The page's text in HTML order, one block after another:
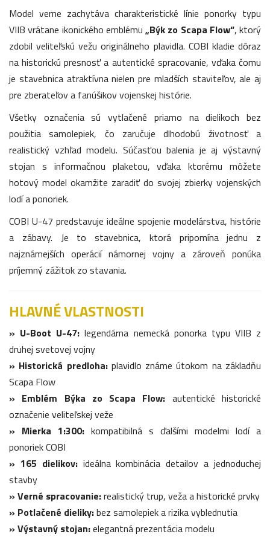
Model verne zachytáva charakteristické línie ponorky typu
VIIB vrátane ikonického emblému „Býk zo Scapa Flow“, ktorý
zdobil veliteľskú vežu originálneho plavidla. COBI kladie dôraz
na historickú presnosť a autentické spracovanie, vďaka čomu
je stavebnica atraktívna nielen pre mladších staviteľov, ale aj
pre zberateľov a fanúšikov vojenskej histórie.
Všetky označenia sú vytlačené priamo na dielikoch bez
použitia samolepiek, čo zaručuje dlhodobú životnosť a
realistický vzhľad modelu. Súčasťou balenia je aj výstavný
stojan s informačnou plaketou, vďaka ktorému môžete
hotový model okamžite zaradiť do svojej zbierky vojenských
lodí a ponoriek.
COBI U-47 predstavuje ideálne spojenie modelárstva, histórie
a zábavy. Je to stavebnica, ktorá pripomína jednu z
najznámejších operácií námornej vojny a zároveň ponúka
príjemný zážitok zo stavania.
HLAVNÉ VLASTNOSTI
» U-Boot U-47: legendárna nemecká ponorka typu VIIB z
druhej svetovej vojny
» Historická predloha:plavidlo známe útokom na základňu
Scapa Flow
» Emblém Býka zo Scapa Flow: autentické historické
označenie veliteľskej veže
» Mierka 1:300: kompatibilná s ďalšími modelmi lodí a
ponoriek COBI
» 165 dielikov:ideálna kombinácia detailov a jednoduchej
stavby
» Verné spracovanie:realistický trup, veža a historické prvky
» Potlačené dieliky:bez samolepiek a rizika vyblednutia
» Výstavný stojan:elegantná prezentácia modelu